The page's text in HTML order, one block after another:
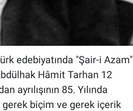
edebiyatında "Şair-i Azam"
Hâmit Tarhan 12
85. Yılında
gerek biçim ve gerek içerik